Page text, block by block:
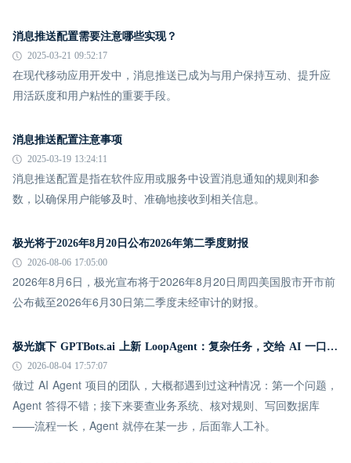
消息推送配置需要注意哪些实现？
2025-03-21 09:52:17
在现代移动应用开发中，消息推送已成为与用户保持互动、提升应
用活跃度和用户粘性的重要手段。
消息推送配置注意事项
2025-03-19 13:24:11
消息推送配置是指在软件应用或服务中设置消息通知的规则和参
数，以确保用户能够及时、准确地接收到相关信息。
极光将于2026年8月20日公布2026年第二季度财报
2026-08-06 17:05:00
2026年8月6日，极光宣布将于2026年8月20日周四美国股市开市前
公布截至2026年6月30日第二季度未经审计的财报。
极光旗下 GPTBots.ai 上新 LoopAgent：复杂任务，交给 AI 一口气跑完
2026-08-04 17:57:07
做过 AI Agent 项目的团队，大概都遇到过这种情况：第一个问题，
Agent 答得不错；接下来要查业务系统、核对规则、写回数据库
——流程一长，Agent 就停在某一步，后面靠人工补。